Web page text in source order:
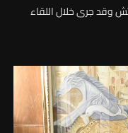
وقد جرى خلال اللقاء